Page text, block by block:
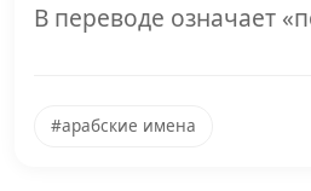
В переводе означает
#арабские имена